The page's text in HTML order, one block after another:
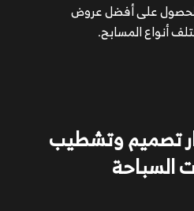
على أفضل عروض
أنواع المسابح.
تصميم وتشطيب
السباحة